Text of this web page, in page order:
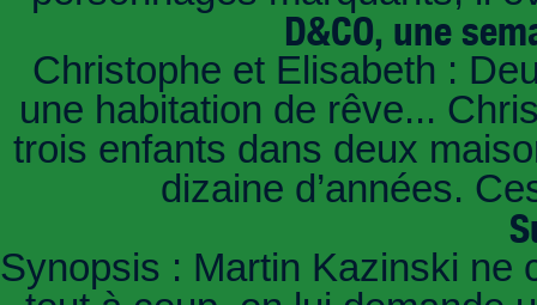
D&CO, une
Christophe et Elisabeth :
une habitation de rêve...
trois enfants dans deux
dizaine d’années.
Synopsis : Martin Kazinski ne